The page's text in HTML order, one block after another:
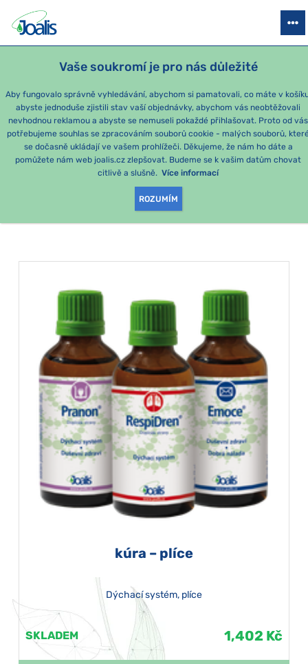
Vaše soukromí je pro nás důležité
Aby fungovalo správně vyhledávání, abychom si pamatovali, co máte v
abyste jednoduše zjistili stav vaší objednávky, abychom vás neobtěžovali
nevhodnou reklamou a abyste se nemuseli pokaždé přihlašovat. Proto od vás
potřebujeme souhlas se zpracováním souborů cookie - malých souborů,
se dočasně ukládají ve vašem prohlížeči. Děkujeme, že nám ho dáte a
pomůžete nám web joalis.cz zlepšovat. Budeme se k vašim datům chovat
citlivě a slušně. Více informací
ROZUMÍM
PRODUKTY PODLE OBTÍŽÍ SEZÓNNÍ BALÍČKY PRO DĚTI
e-shop Joalis Podle obtíží DÝCHÁNÍ, DÝCHACÍ CESTY Plíce
Plíce
PRODUKTY PODLE
KATEGORIE:
kúra – plíce
Dýchací systém, plíce
SKLADEM 1,402 Kč